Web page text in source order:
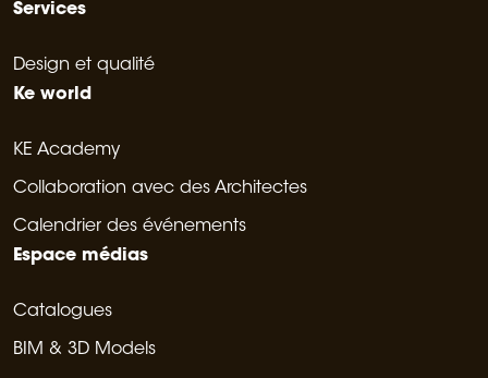
Services
Design et qualité
Ke world
KE Academy
Collaboration avec des Architectes
Calendrier des événements
Espace médias
Catalogues
BIM & 3D Models